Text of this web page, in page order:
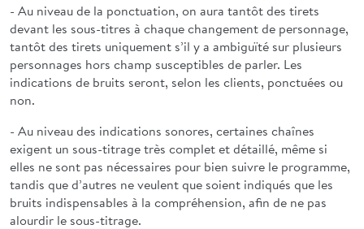
- Au niveau de la ponctuation, on aura tantôt des tirets
devant les sous-titres à chaque changement de personnage,
tantôt des tirets uniquement s’il y a ambiguïté sur plusieurs
personnages hors champ susceptibles de parler. Les
indications de bruits seront, selon les clients, ponctuées ou
non.
- Au niveau des indications sonores, certaines chaînes
exigent un sous-titrage très complet et détaillé, même si
elles ne sont pas nécessaires pour bien suivre le programme,
tandis que d’autres ne veulent que soient indiqués que les
bruits indispensables à la compréhension, afin de ne pas
alourdir le sous-titrage.